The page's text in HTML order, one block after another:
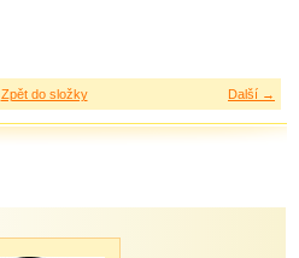
Další →
Zpět do složky